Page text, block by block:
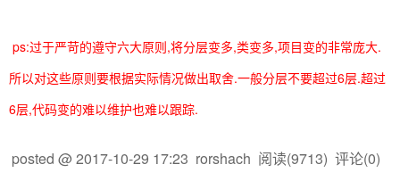
ps:过于严苛的遵守六大原则,将分层变多,类变多,项目变的非常庞大.
所以对这些原则要根据实际情况做出取舍.一般分层不要超过6层.超过
6层,代码变的难以维护也难以跟踪.
posted @2017-10-29 17:23 rorshach 阅读(9713) 评论(0)